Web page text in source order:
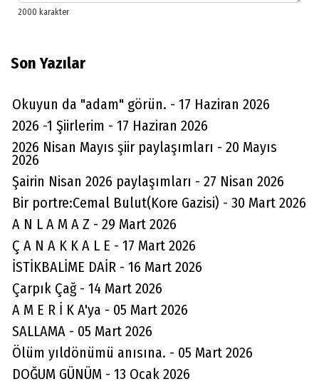
Son Yazılar
Okuyun da "adam" görün. - 17 Haziran 2026
2026 -1 Şiirlerim - 17 Haziran 2026
2026 Nisan Mayıs şiir paylaşımları - 20 Mayıs
2026
Şairin Nisan 2026 paylaşımları - 27 Nisan 2026
Bir portre:Cemal Bulut(Kore Gazisi) - 30 Mart 2026
A N L A M A Z - 29 Mart 2026
Ç A N A K K A L E - 17 Mart 2026
İSTİKBALİME DAİR - 16 Mart 2026
Çarpık Çağ - 14 Mart 2026
A M E R İ K A'ya - 05 Mart 2026
SALLAMA - 05 Mart 2026
Ölüm yıldönümü anısına. - 05 Mart 2026
DOĞUM GÜNÜM - 13 Ocak 2026